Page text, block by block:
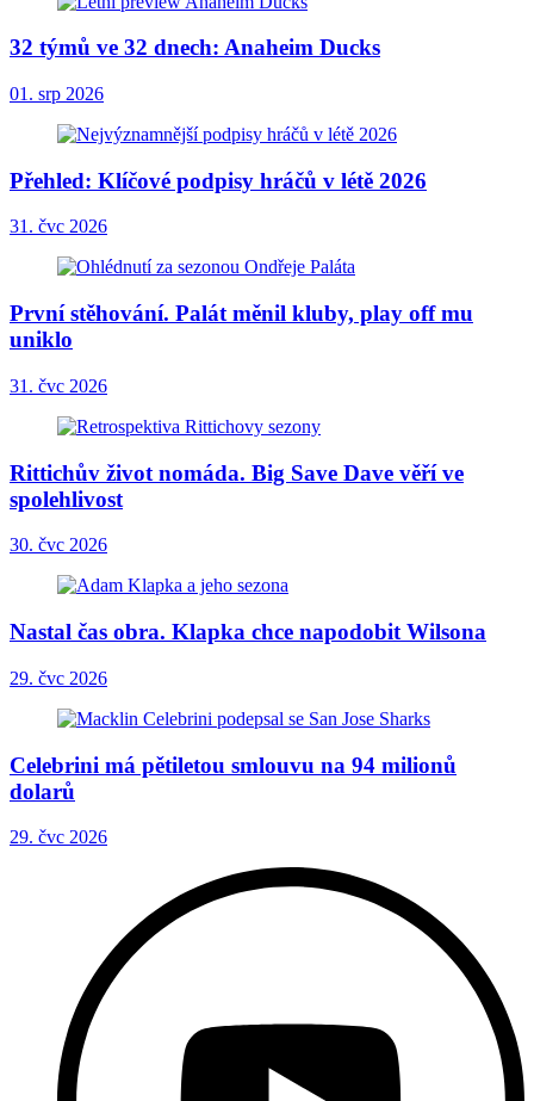
32 týmů ve 32 dnech: Anaheim Ducks
01. srp 2026
Přehled: Klíčové podpisy hráčů v létě 2026
31. čvc 2026
První stěhování. Palát měnil kluby, play off mu
uniklo
31. čvc 2026
Rittichův život nomáda. Big Save Dave věří ve
spolehlivost
30. čvc 2026
Nastal čas obra. Klapka chce napodobit Wilsona
29. čvc 2026
Celebrini má pětiletou smlouvu na 94 milionů
dolarů
29. čvc 2026